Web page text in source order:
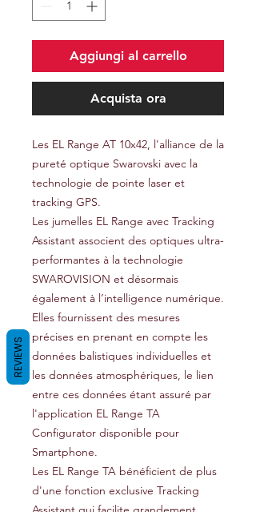
Aggiungi al carrello
Acquista ora
Les EL Range AT 10x42, l'alliance de la
pureté optique Swarovski avec la
technologie de pointe laser et
tracking GPS.
Les jumelles EL Range avec Tracking
Assistant associent des optiques ultra-
performantes à la technologie
SWAROVISION et désormais
également à l’intelligence numérique.
Elles fournissent des mesures
précises en prenant en compte les
données balistiques individuelles et
les données atmosphériques, le lien
entre ces données étant assuré par
l'application EL Range TA
Configurator disponible pour
Smartphone.
Les EL Range TA bénéficient de plus
d'une fonction exclusive Tracking
REVIEWS